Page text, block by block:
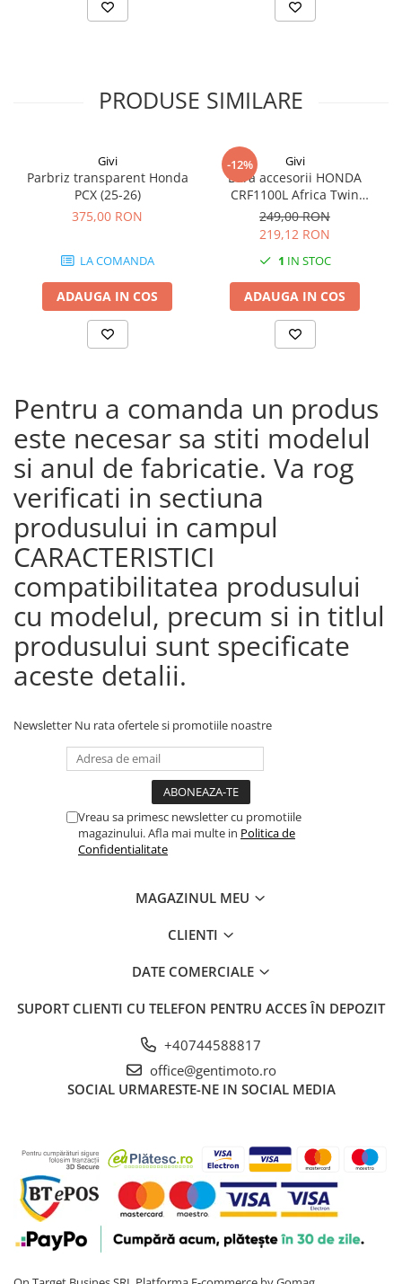
PRODUSE SIMILARE
Givi
Parbriz transparent Honda
PCX (25-26)
375,00 RON
LA COMANDA
ADAUGA IN COS
-12% Givi
Bara accesorii HONDA
CRF1100L Africa Twin
Adventure Sports (20 - 23)
CRF1100L Africa Twin
Adventure Sports (24)
CRF1100L AFRICA TWIN (24)
CRF1100L Africa Twin (20 -
23)
249,00 RON
219,12 RON
1 IN STOC
ADAUGA IN COS
Pentru a comanda un produs
este necesar sa stiti modelul
si anul de fabricatie. Va rog
verificati in sectiuna
produsului in campul
CARACTERISTICI
compatibilitatea produsului
cu modelul, precum si in titlul
produsului sunt specificate
aceste detalii.
Newsletter Nu rata ofertele si promotiile noastre
Vreau sa primesc newsletter cu promotiile
magazinului. Afla mai multe in Politica de
Confidentialitate
MAGAZINUL MEU
CLIENTI
DATE COMERCIALE
SUPORT CLIENTI CU TELEFON PENTRU ACCES ÎN DEPOZIT
+40744588817
office@gentimoto.ro
SOCIAL URMARESTE-NE IN SOCIAL MEDIA